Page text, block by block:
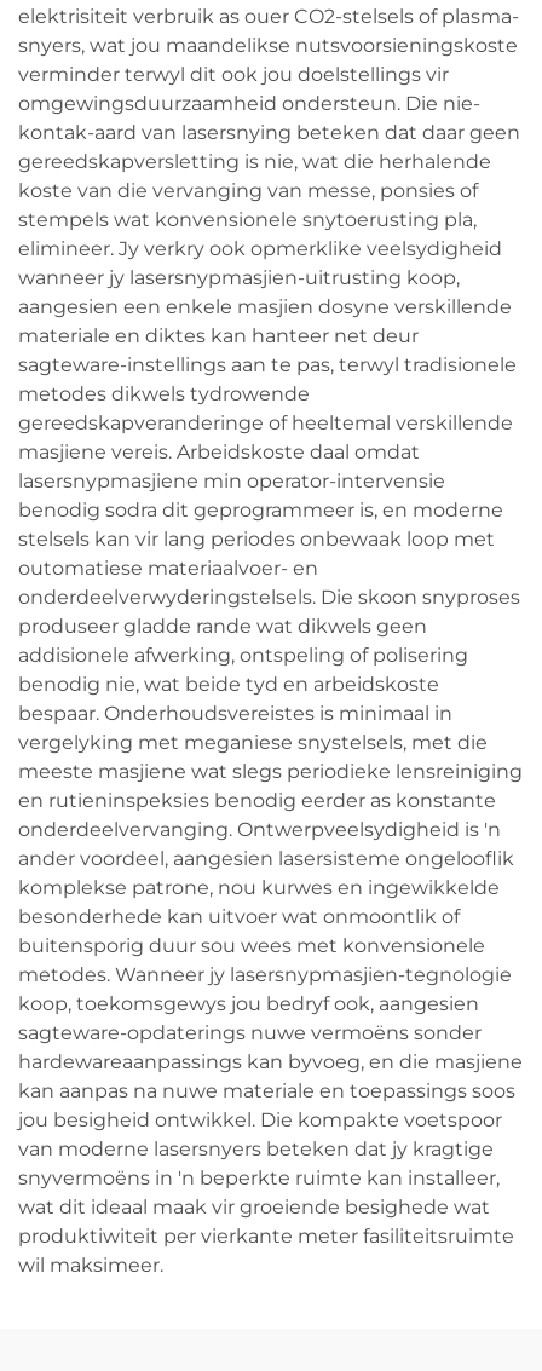
elektrisiteit verbruik as ouer CO2-stelsels of plasma-
snyers, wat jou maandelikse nutsvoorsieningskoste
verminder terwyl dit ook jou doelstellings vir
omgewingsduurzaamheid ondersteun. Die nie-
kontak-aard van lasersnying beteken dat daar geen
gereedskapversletting is nie, wat die herhalende
koste van die vervanging van messe, ponsies of
stempels wat konvensionele snytoerusting pla,
elimineer. Jy verkry ook opmerklike veelsydigheid
wanneer jy lasersnypmasjien-uitrusting koop,
aangesien een enkele masjien dosyne verskillende
materiale en diktes kan hanteer net deur
sagteware-instellings aan te pas, terwyl tradisionele
metodes dikwels tydrowende
gereedskapveranderinge of heeltemal verskillende
masjiene vereis. Arbeidskoste daal omdat
lasersnypmasjiene min operator-intervensie
benodig sodra dit geprogrammeer is, en moderne
stelsels kan vir lang periodes onbewaak loop met
outomatiese materiaalvoer- en
onderdeelverwyderingstelsels. Die skoon snyproses
produseer gladde rande wat dikwels geen
addisionele afwerking, ontspeling of polisering
benodig nie, wat beide tyd en arbeidskoste
bespaar. Onderhoudsvereistes is minimaal in
vergelyking met meganiese snystelsels, met die
meeste masjiene wat slegs periodieke lensreiniging
en rutieninspeksies benodig eerder as konstante
onderdeelvervanging. Ontwerpveelsydigheid is 'n
ander voordeel, aangesien lasersisteme ongelooflik
komplekse patrone, nou kurwes en ingewikkelde
besonderhede kan uitvoer wat onmoontlik of
buitensporig duur sou wees met konvensionele
metodes. Wanneer jy lasersnypmasjien-tegnologie
koop, toekomsgewys jou bedryf ook, aangesien
sagteware-opdaterings nuwe vermoëns sonder
hardewareaanpassings kan byvoeg, en die masjiene
kan aanpas na nuwe materiale en toepassings soos
jou besigheid ontwikkel. Die kompakte voetspoor
van moderne lasersnyers beteken dat jy kragtige
snyvermoëns in 'n beperkte ruimte kan installeer,
wat dit ideaal maak vir groeiende besighede wat
produktiwiteit per vierkante meter fasiliteitsruimte
wil maksimeer.